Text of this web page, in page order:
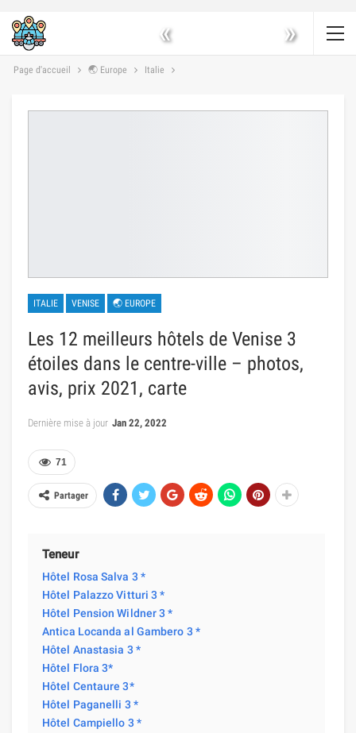
« »
Page d'accueil 🌏 Europe Italie
ITALIE VENISE 🌏 EUROPE
Les 12 meilleurs hôtels de Venise 3
étoiles dans le centre-ville – photos,
avis, prix 2021, carte
Dernière mise à jour Jan 22, 2022
71
Partager
Teneur
Hôtel Rosa Salva 3 *
Hôtel Palazzo Vitturi 3 *
Hôtel Pension Wildner 3 *
Antica Locanda al Gambero 3 *
Hôtel Anastasia 3 *
Hôtel Flora 3*
Hôtel Centaure 3*
Hôtel Paganelli 3 *
Hôtel Campiello 3 *